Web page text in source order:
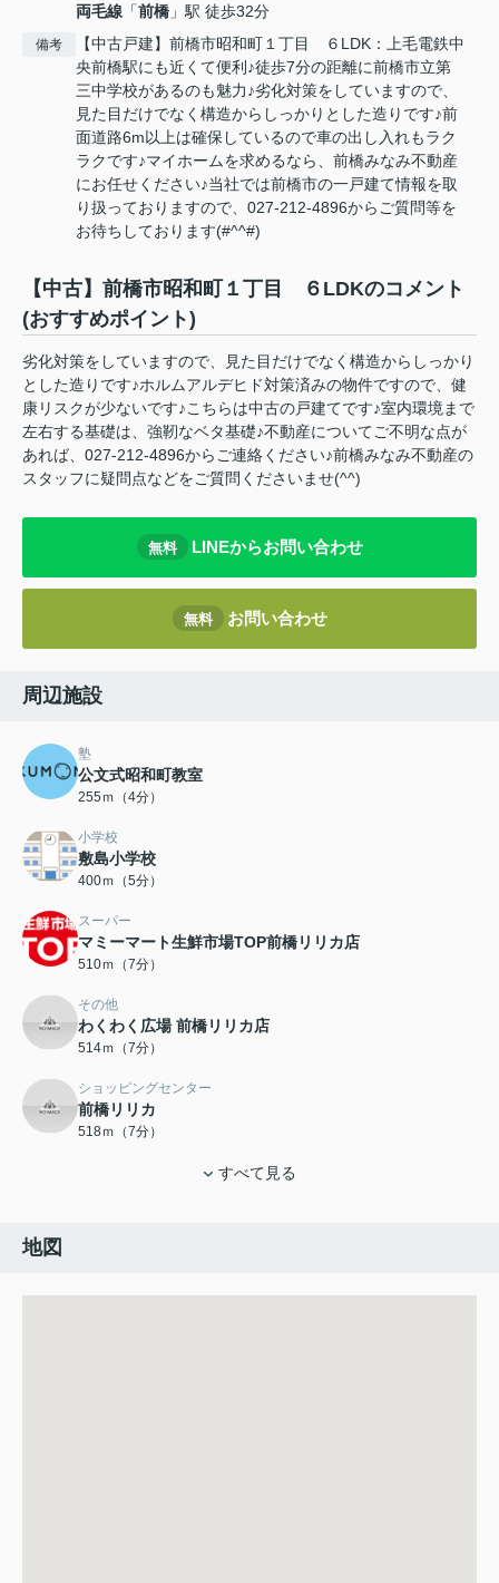
両毛線 「前橋 」駅 徒歩32分
備考
【中古戸建】前橋市昭和町１丁目 ６LDK：上毛電鉄中
央前橋駅にも近くて便利♪徒歩7分の距離に前橋市立第
三中学校があるのも魅力♪劣化対策をしていますので、
見た目だけでなく構造からしっかりとした造りです♪前
面道路6m以上は確保しているので車の出し入れもラク
ラクです♪マイホームを求めるなら、前橋みなみ不動産
にお任せください♪当社では前橋市の一戸建て情報を取
り扱っておりますので、027-212-4896からご質問等を
お待ちしております(#^^#)
【中古】前橋市昭和町１丁目 ６LDKのコメント
(おすすめポイント)
劣化対策をしていますので、見た目だけでなく構造からしっかり
とした造りです♪ホルムアルデヒド対策済みの物件ですので、健
康リスクが少ないです♪こちらは中古の戸建てです♪室内環境まで
左右する基礎は、強靭なベタ基礎♪不動産についてご不明な点が
あれば、027-212-4896からご連絡ください♪前橋みなみ不動産の
スタッフに疑問点などをご質問くださいませ(^^)
無料 LINEからお問い合わせ
無料 お問い合わせ
周辺施設
塾
公文式昭和町教室
255ｍ（4分）
小学校
敷島小学校
400ｍ（5分）
スーパー
マミーマート生鮮市場TOP前橋リリカ店
510ｍ（7分）
その他
わくわく広場 前橋リリカ店
514ｍ（7分）
ショッピングセンター
前橋リリカ
518ｍ（7分）
すべて見る
地図